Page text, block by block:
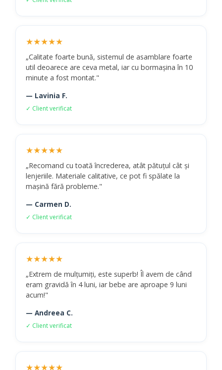
★★★★★
„Calitate foarte bună, sistemul de asamblare foarte
util deoarece are ceva metal, iar cu bormașina în 10
minute a fost montat."
— Lavinia F.
✓ Client verificat
★★★★★
„Recomand cu toată încrederea, atât pătuțul cât și
lenjeriile. Materiale calitative, ce pot fi spălate la
mașină fără probleme."
— Carmen D.
✓ Client verificat
★★★★★
„Extrem de mulțumiți, este superb! Îl avem de când
eram gravidă în 4 luni, iar bebe are aproape 9 luni
acum!"
— Andreea C.
✓ Client verificat
★★★★★